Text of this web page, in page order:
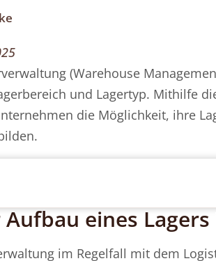
(Warehouse
und Lagertyp. Mithilfe
die Möglichkeit, ihre
eines Lagers
im Regelfall mit dem